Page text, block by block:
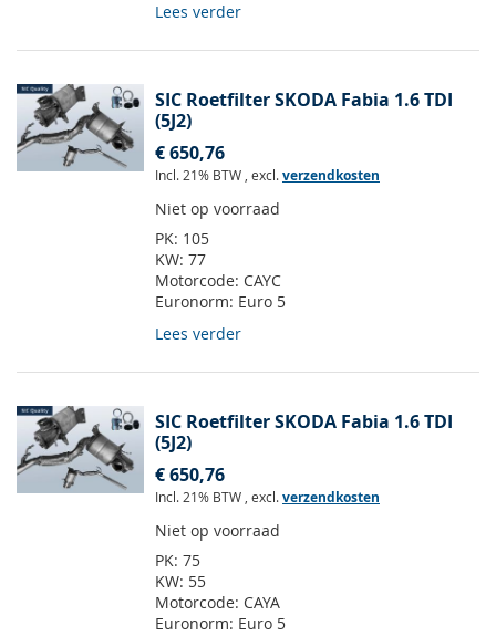
Lees verder
SIC Roetfilter SKODA Fabia 1.6 TDI
(5J2)
€ 650,76
Incl. 21% BTW , excl.verzendkosten
Niet op voorraad
PK: 105
KW: 77
Motorcode: CAYC
Euronorm: Euro 5
Lees verder
SIC Roetfilter SKODA Fabia 1.6 TDI
(5J2)
€ 650,76
Incl. 21% BTW , excl.verzendkosten
Niet op voorraad
PK: 75
KW: 55
Motorcode: CAYA
Euronorm: Euro 5